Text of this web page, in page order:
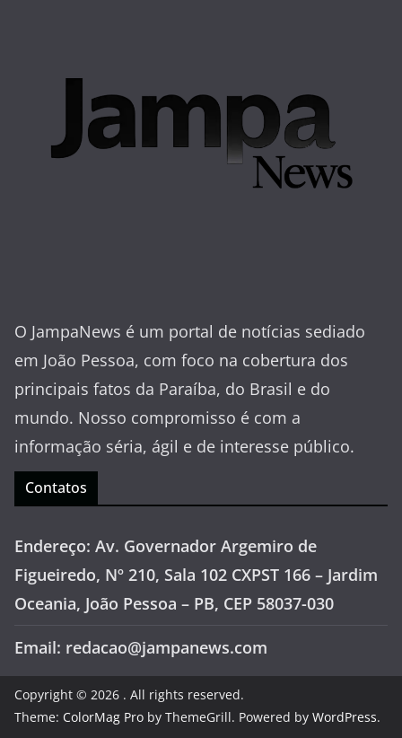
O JampaNews é um portal de notícias sediado
em João Pessoa, com foco na cobertura dos
principais fatos da Paraíba, do Brasil e do
mundo. Nosso compromisso é com a
informação séria, ágil e de interesse público.
Contatos
Endereço: Av. Governador Argemiro de
Figueiredo, Nº 210, Sala 102 CXPST 166 – Jardim
Oceania, João Pessoa – PB, CEP 58037-030
Email: redacao@jampanews.com
Copyright © 2026 . All rights reserved.
Theme: ColorMag Pro by ThemeGrill. Powered by WordPress.